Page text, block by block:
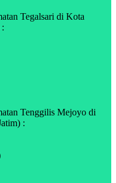
Tegalsari di Kota
Tenggilis Mejoyo di
: